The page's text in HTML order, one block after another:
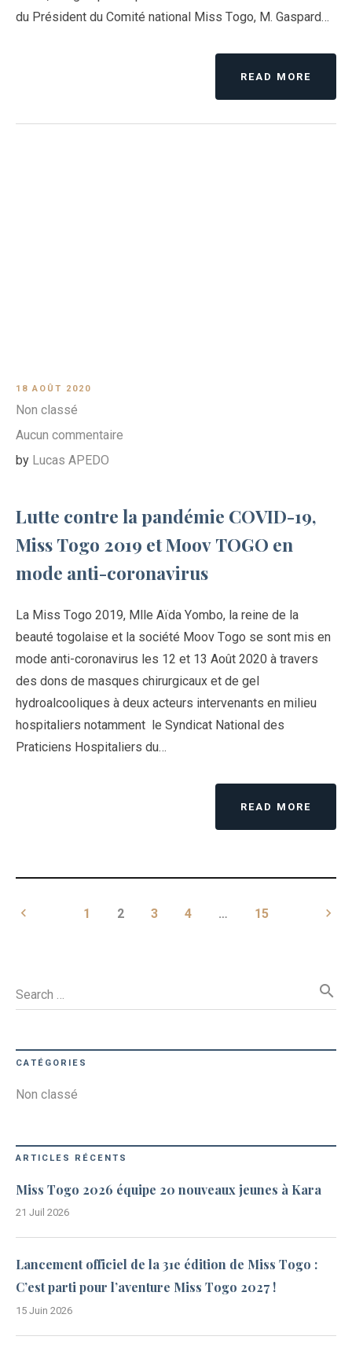
du Président du Comité national Miss Togo, M. Gaspard…
READ MORE
18 AOÛT 2020
Non classé
Aucun commentaire
by Lucas APEDO
Lutte contre la pandémie COVID-19,
Miss Togo 2019 et Moov TOGO en
mode anti-coronavirus
La Miss Togo 2019, Mlle Aïda Yombo, la reine de la
beauté togolaise et la société Moov Togo se sont mis en
mode anti-coronavirus les 12 et 13 Août 2020 à travers
des dons de masques chirurgicaux et de gel
hydroalcooliques à deux acteurs intervenants en milieu
hospitaliers notamment le Syndicat National des
Praticiens Hospitaliers du…
READ MORE
keyboard_arrow_left 1 2 3 4 … 15 keyboard_arrow_right
Search … search
CATÉGORIES
Non classé
ARTICLES RÉCENTS
Miss Togo 2026 équipe 20 nouveaux jeunes à Kara
21 Juil 2026
Lancement officiel de la 31e édition de Miss Togo :
C’est parti pour l’aventure Miss Togo 2027 !
15 Juin 2026